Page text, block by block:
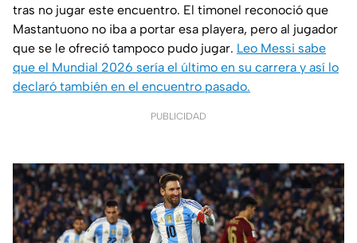
tras no jugar este encuentro. El timonel reconoció que
Mastantuono no iba a portar esa playera, pero al jugador
que se le ofreció tampoco pudo jugar. Leo Messi sabe
que el Mundial 2026 sería el último en su carrera y así lo
declaró también en el encuentro pasado.
PUBLICIDAD